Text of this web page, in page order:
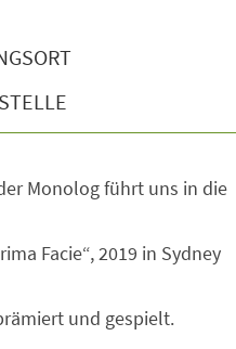
Monolog führt uns in die
Facie“, 2019 in Sydney
und gespielt.